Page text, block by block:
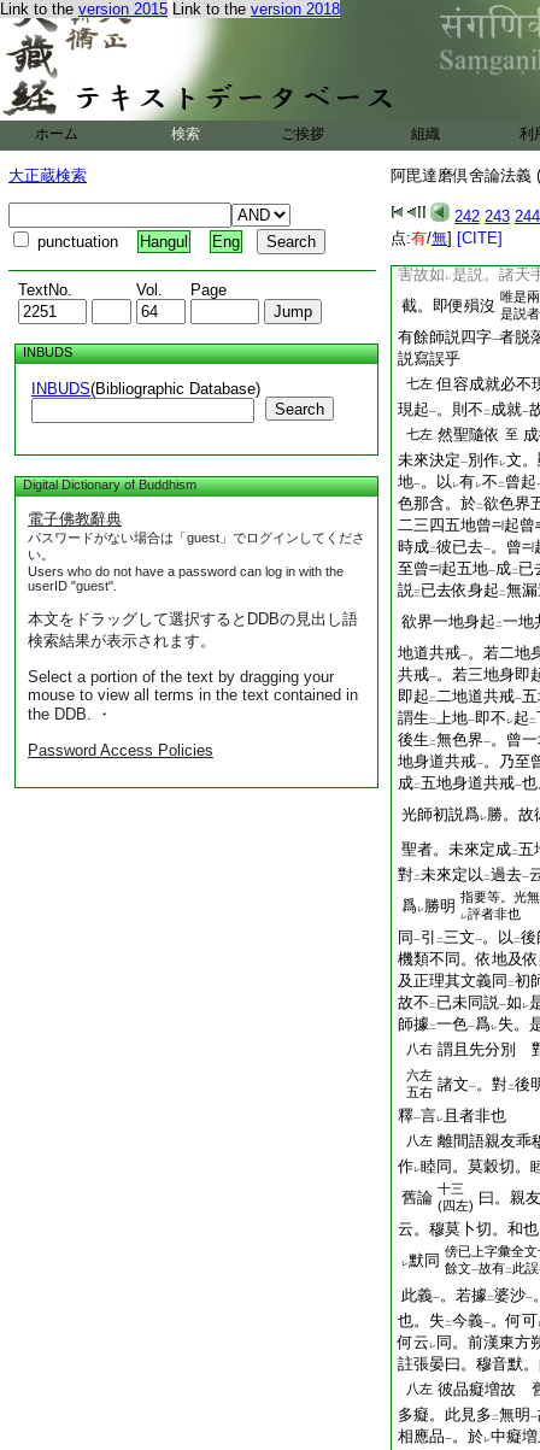
Link to the version 2015 Link to the version 2018
ホーム 検索 ご挨拶 組織 利
大正蔵検索
punctuation Hangul Eng
TextNo. Vol. Page
INBUDS
INBUDS(Bibliographic Database)
Search
Digital Dictionary of Buddhism
電子佛教辭典
パスワードがない場合は「guest」でログインしてくださ
い。
Users who do not have a password can log in with the
userID "guest".
本文をドラッグして選択するとDDBの見出し語
検索結果が表示されます。
Select a portion of the text by dragging your
mouse to view all terms in the text contained in
the DDB. ・
Password Access Policies
阿毘達磨倶舍論法義
242 243 244
点:有/無] [CITE]
輕故非二業道
。答
是。今示 二婆沙
是總通釋
六。
者文錯。隨其所應
隣行亂入也。而未
雖諸天衆 至
自相害
。而
害故如 レ 是説。諸天
截。即便殞沒 唯是
是説者
有餘師説四字一者脱
説寫誤乎
七左 但容成就必
現起一。則不 二 成就一
七左 然聖隨依 至
未來決定一別作レ文
地一。以 レ有レ不 二 曾起
色那含。於二欲色界
二三四五地曾
起曾
時成二彼已去一。曾
至曾
起五地一成二 已
説三已去依身起 二無
欲界一地身起 二一地
地道共戒一。若二地
共戒一。若三地身即
即起 二二地道共戒一
謂生 二上地一即不 レ起 二
後生 二無色界一。曾
地身道共戒一。乃至
成二五地身道共戒一
光師初説爲レ勝。故
聖者。未來定成二五
對二未來定以 二過去一
爲レ勝明 指要等。光無
レ評者非也
同 一引 二三文一。以 二後
機類不同。依地及
及正理其文義同 二初
故不 二 已未同説一如 レ
師據二一色一爲レ失。
八右 謂且先分別
六左
五右 諸文一。對二後
釋一言レ 且者非也
八左 離間語親友
作レ睦同。莫穀切。
舊論 十三
(四左) 曰。親
云。穆莫卜切。和
レ默同 傍已上字彙全
餘文一故有二 此誤
此義一。若據二婆沙一
也。失 二今義一。何可
何云 レ 同。前漢東方
註張晏曰。穆音默
八左 彼品癡増故
多癡。此見多 二無明 一
相應品一。於レ中癡